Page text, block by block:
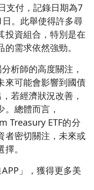
支付，記錄日期為7
。此舉使得許多尋
投資組合，特別是在
需求依然強勁。
析師的高度關注，
來可能會影響到國債
若經濟狀況改善，
總體而言，
Treasury ETF的分
者密切關注，未來或
。
」，獲得更多美